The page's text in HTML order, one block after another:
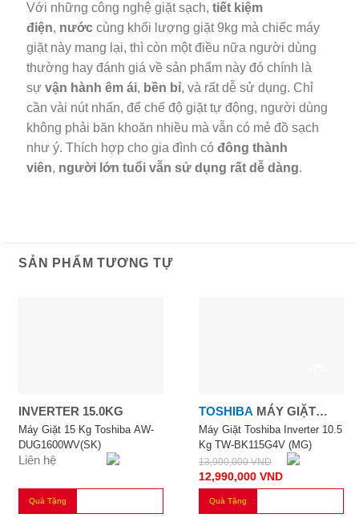
Với những công nghệ giặt sạch, tiết kiệm
điện, nước cùng khối lượng giặt 9kg mà chiếc máy
giặt này mang lại, thì còn một điều nữa người dùng
thường hay đánh giá về sản phẩm này đó chính là
sự vận hành êm ái, bền bỉ, và rất dễ sử dụng. Chỉ
cần vài nút nhấn, để chế độ giặt tự động, người dùng
không phải băn khoăn nhiều mà vẫn có mẻ đồ sạch
như ý. Thích hợp cho gia đình có đông thành
viên, người lớn tuổi vẫn sử dụng rất dễ dàng.
SẢN PHẨM TƯƠNG TỰ
INVERTER 15.0KG
Máy Giặt 15 Kg Toshiba AW-
DUG1600WV(SK)
Liên hệ
Quà Tặng
TOSHIBA MÁY GIẶT
TOSHIBA INVERTER 10.5
KG
Máy Giặt Toshiba Inverter 10.5
Kg TW-BK115G4V (MG)
13,900,000VND
12,990,000 VND
Quà Tặng